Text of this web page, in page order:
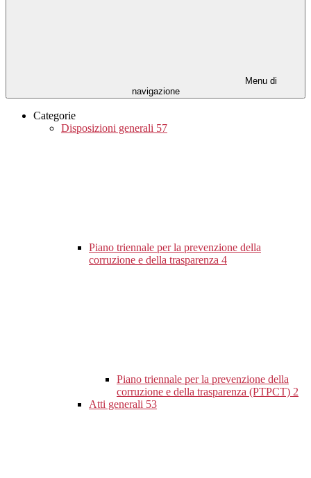
Menu di
navigazione
Categorie
Disposizioni generali 57
Piano triennale per la prevenzione della
corruzione e della trasparenza 4
Piano triennale per la prevenzione della
corruzione e della trasparenza (PTPCT) 2
Atti generali 53